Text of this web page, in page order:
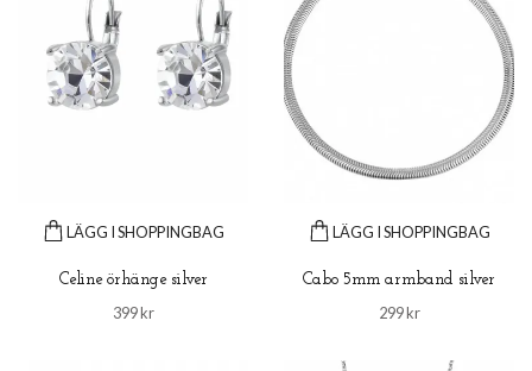
LÄGG I SHOPPINGBAG
Celine örhänge silver
399 kr
LÄGG I SHOPPINGBAG
Cabo 5mm armband silver
299 kr